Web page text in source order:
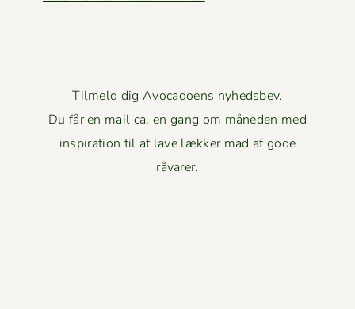
Tilmeld dig Avocadoens nyhedsbev.
Du får en mail ca. en gang om måneden med
inspiration til at lave lækker mad af gode
råvarer.